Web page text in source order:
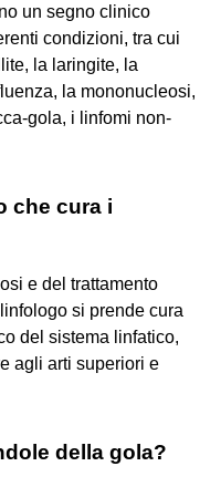
un segno clinico
condizioni, tra cui
la laringite, la
la mononucleosi,
gola, i linfomi non-
che cura i
e del trattamento
si prende cura
del sistema linfatico,
agli arti superiori e
della gola?